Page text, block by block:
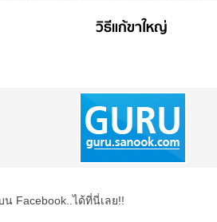
วิธีแก้ขาใหญ่
Facebook..ได้ที่นี่เลย!!